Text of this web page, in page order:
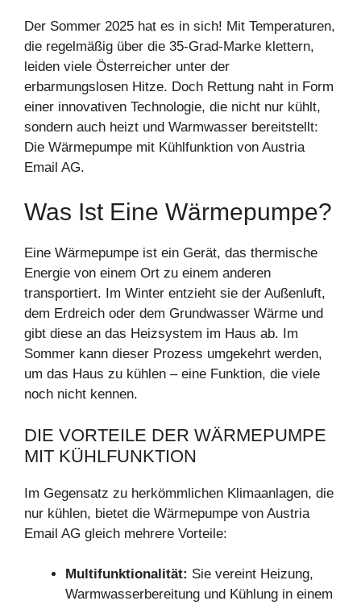
Der Sommer 2025 hat es in sich! Mit Temperaturen,
die regelmäßig über die 35-Grad-Marke klettern,
leiden viele Österreicher unter der
erbarmungslosen Hitze. Doch Rettung naht in Form
einer innovativen Technologie, die nicht nur kühlt,
sondern auch heizt und Warmwasser bereitstellt:
Die Wärmepumpe mit Kühlfunktion von Austria
Email AG.
Was Ist Eine Wärmepumpe?
Eine Wärmepumpe ist ein Gerät, das thermische
Energie von einem Ort zu einem anderen
transportiert. Im Winter entzieht sie der Außenluft,
dem Erdreich oder dem Grundwasser Wärme und
gibt diese an das Heizsystem im Haus ab. Im
Sommer kann dieser Prozess umgekehrt werden,
um das Haus zu kühlen – eine Funktion, die viele
noch nicht kennen.
DIE VORTEILE DER WÄRMEPUMPE
MIT KÜHLFUNKTION
Im Gegensatz zu herkömmlichen Klimaanlagen, die
nur kühlen, bietet die Wärmepumpe von Austria
Email AG gleich mehrere Vorteile:
Multifunktionalität: Sie vereint Heizung,
Warmwasserbereitung und Kühlung in einem